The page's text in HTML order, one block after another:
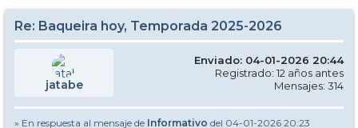
Re: Baqueira hoy, Temporada 2025-2026
jatabe
Enviado: 04-01-2026 20:44
Registrado: 12 años antes
Mensajes: 314
» En respuesta al mensaje de Informativo del 04-01-2026 20:23